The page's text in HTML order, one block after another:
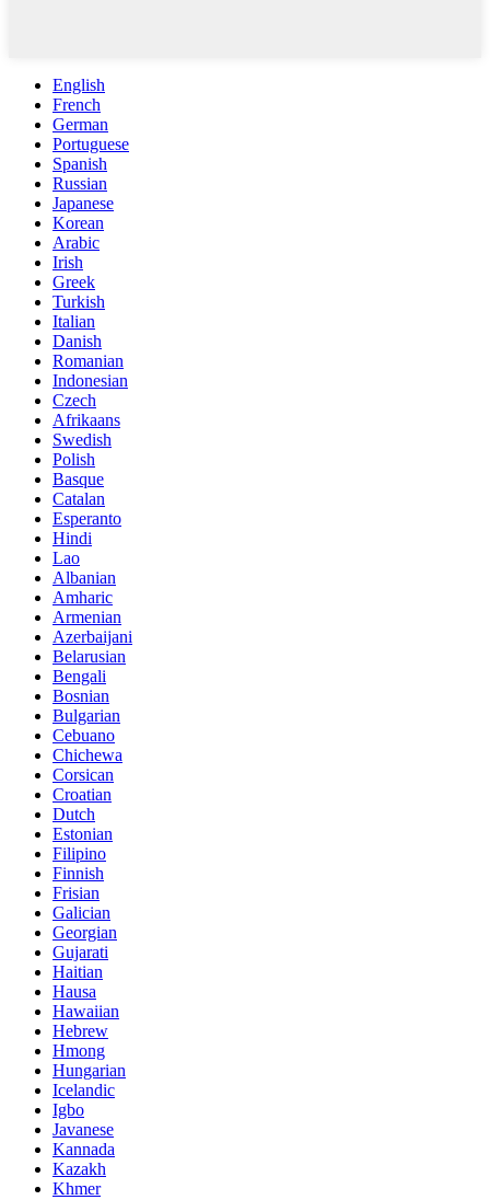
English
French
German
Portuguese
Spanish
Russian
Japanese
Korean
Arabic
Irish
Greek
Turkish
Italian
Danish
Romanian
Indonesian
Czech
Afrikaans
Swedish
Polish
Basque
Catalan
Esperanto
Hindi
Lao
Albanian
Amharic
Armenian
Azerbaijani
Belarusian
Bengali
Bosnian
Bulgarian
Cebuano
Chichewa
Corsican
Croatian
Dutch
Estonian
Filipino
Finnish
Frisian
Galician
Georgian
Gujarati
Haitian
Hausa
Hawaiian
Hebrew
Hmong
Hungarian
Icelandic
Igbo
Javanese
Kannada
Kazakh
Khmer